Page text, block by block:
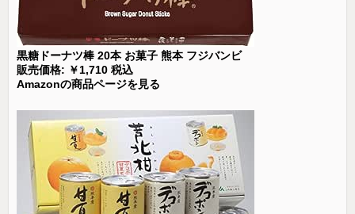
黒糖ドーナツ棒 20本 お菓子 熊本 フジバンビ
販売価格: ￥1,710 税込
Amazonの商品ページを見る